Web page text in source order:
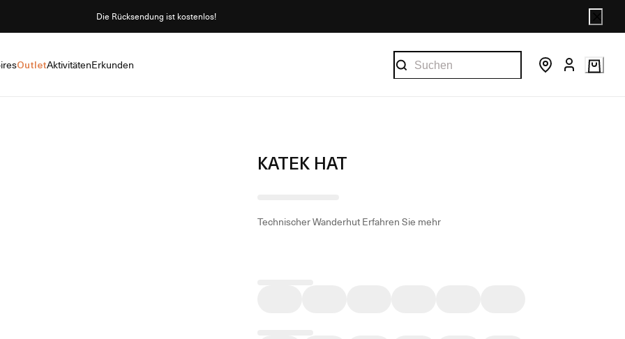
Die Rücksendung ist kostenlos!
OutletAktivitätenErkunden
KATEK HAT
Technischer WanderhutErfahren Sie mehr